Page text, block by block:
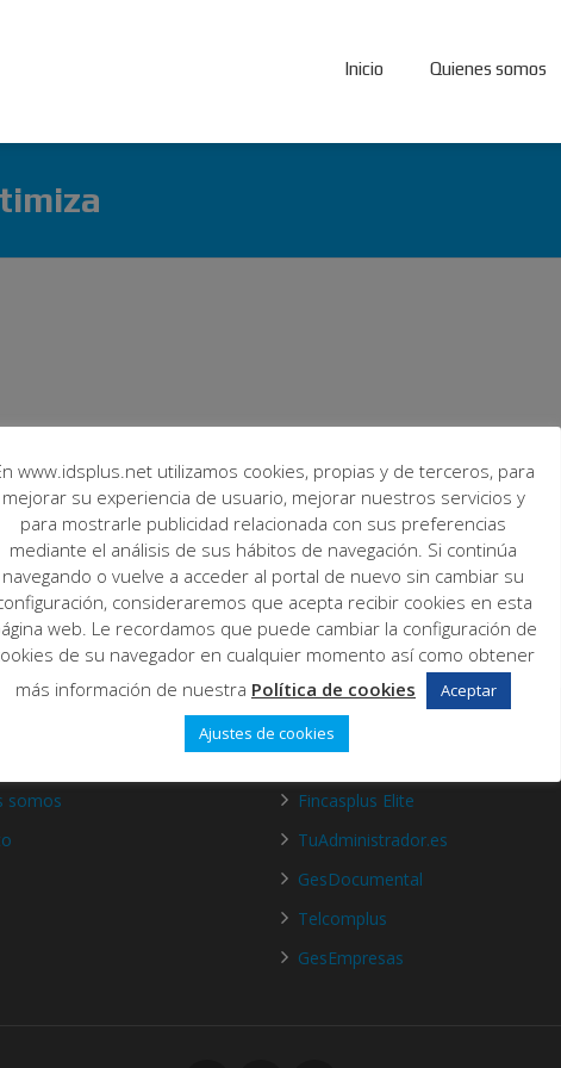
Inicio Quienes somos
nosotros
somos
Productos
Fincasplus Elite
TuAdministrador.es
GesDocumental
Telcomplus
GesEmpresas
www.idsplus.net utilizamos cookies, propias y de terceros, para
mejorar su experiencia de usuario, mejorar nuestros servicios y
para mostrarle publicidad relacionada con sus preferencias
mediante el análisis de sus hábitos de navegación. Si continúa
navegando o vuelve a acceder al portal de nuevo sin cambiar su
consideraremos que acepta recibir cookies en esta
web. Le recordamos que puede cambiar la configuración de
de su navegador en cualquier momento así como obtener
más información de nuestra Política de cookies
Aceptar
Ajustes de cookies